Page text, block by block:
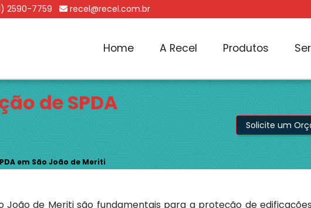
2590-7759 recel@recel.com.br
Home A Recel Produtos
de SPDA
em São João de Meriti
Solicite um
João de Meriti são fundamentais para a proteção de